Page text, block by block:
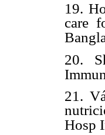
19.
care
20.
21.
Hosp